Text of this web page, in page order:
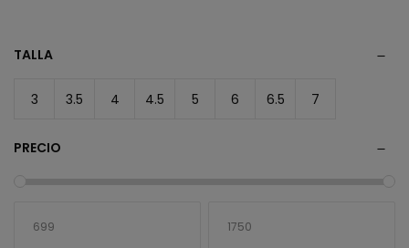
TALLA
3 3.5 4 4.5 5 6 6.5 7
PRECIO